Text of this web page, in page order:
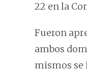
22 en la
Fueron
ambos
mismos se